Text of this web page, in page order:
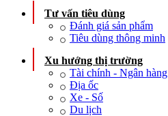
Tư vấn tiêu dùng
Đánh giá sản phẩm
Tiêu dùng thông minh
Xu hướng thị trường
Tài chính - Ngân hàng
Địa ốc
Xe - Số
Du lịch